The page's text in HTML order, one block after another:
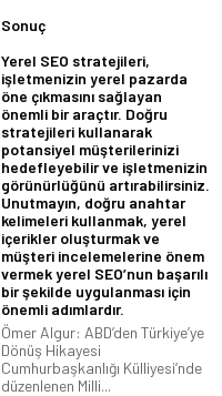
Sonuç
Yerel SEO stratejileri,
işletmenizin yerel pazarda
öne çıkmasını sağlayan
önemli bir araçtır. Doğru
stratejileri kullanarak
potansiyel müşterilerinizi
hedefleyebilir ve işletmenizin
görünürlüğünü artırabilirsiniz.
Unutmayın, doğru anahtar
kelimeleri kullanmak, yerel
içerikler oluşturmak ve
müşteri incelemelerine önem
vermek yerel SEO’nun başarılı
bir şekilde uygulanması için
önemli adımlardır.
Ömer Algur: ABD’den Türkiye’ye
Dönüş Hikayesi
Cumhurbaşkanlığı Külliyesi’nde
düzenlenen Milli...